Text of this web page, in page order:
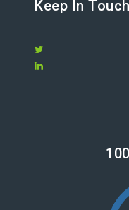
Keep In Touch